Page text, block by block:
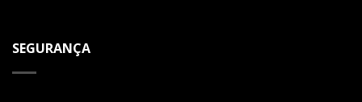
SEGURANÇA